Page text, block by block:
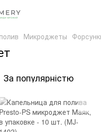
Микроджеты
За популярністю